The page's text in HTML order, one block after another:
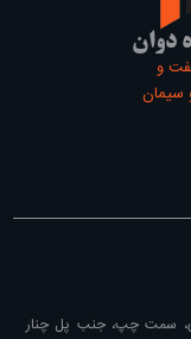
دوان
و
سیمان
گذاری، سمت چپ، جنب پل چنار